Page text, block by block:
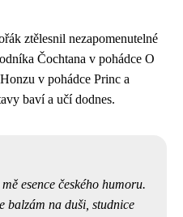
ztělesnil nezapomenutelné
Čochtana v pohádce O
v pohádce Princ a
baví a učí dodnes.
esence českého humoru.
balzám na duši, studnice